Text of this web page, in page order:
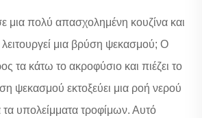
μια πολύ απασχολημένη κουζίνα και
μια βρύση ψεκασμού; Ο
τα κάτω το ακροφύσιο και πιέζει το
ψεκασμού εκτοξεύει μια ροή νερού
υπολείμματα τροφίμων. Αυτό